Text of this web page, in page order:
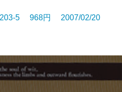
5 968円 2007/02/20